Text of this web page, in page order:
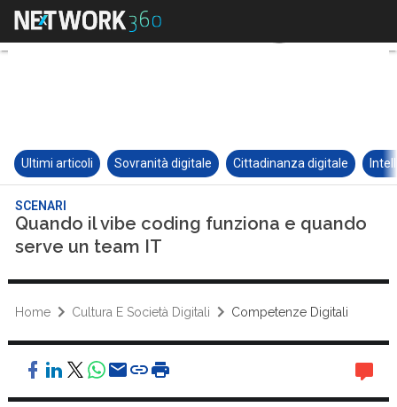
Ultimi articoli Sovranità digitale Cittadinanza digitale
SCENARI
Quando il vibe coding funziona e quando
serve un team IT
Home Cultura E Società Digitali Competenze Digitali